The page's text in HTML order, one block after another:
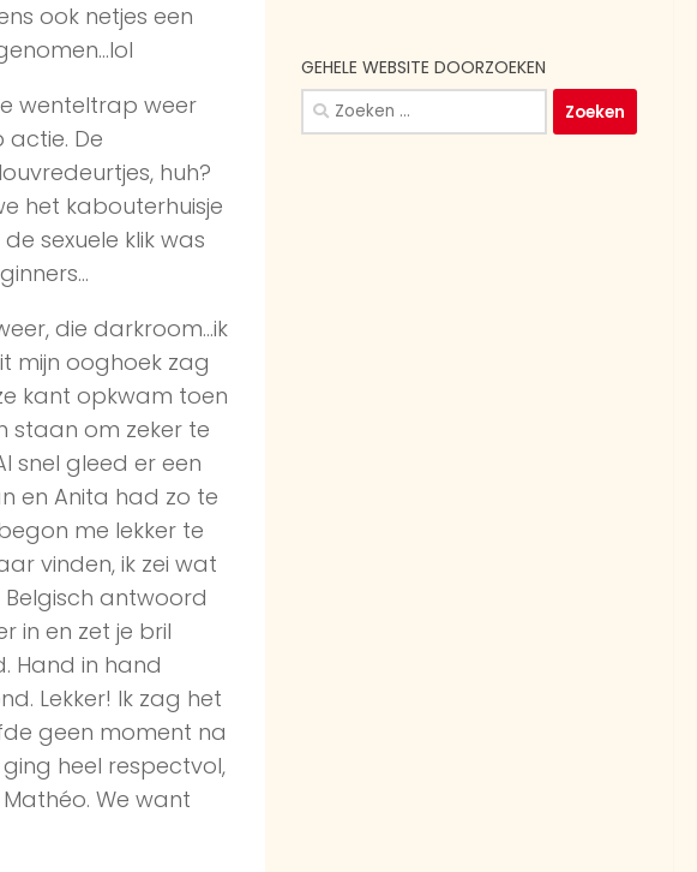
ook netjes een
wenteltrap weer
De
huh?
het kabouterhuisje
sexuele klik was
die darkroom…ik
mijn ooghoek zag
kant opkwam toen
staan om zeker te
snel gleed er een
en Anita had zo te
me lekker te
vinden, ik zei wat
antwoord
in en zet je bril
Hand in hand
Lekker! Ik zag het
geen moment na
heel respectvol,
We want
GEHELE WEBSITE DOORZOEKEN
Zoeken
naar: